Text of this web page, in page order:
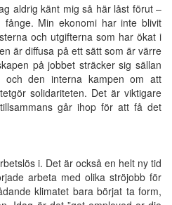
aldrig känt mig så här låst förut –
Min ekonomi har inte blivit
och utgifterna som har ökat i
är diffusa på ett sätt som är värre
på jobbet sträcker sig sällan
och den interna kampen om att
solidariteten. Det är viktigare
går ihop för att få det
i. Det är också en helt ny tid
arbeta med olika ströjobb för
klimatet bara börjat ta form,